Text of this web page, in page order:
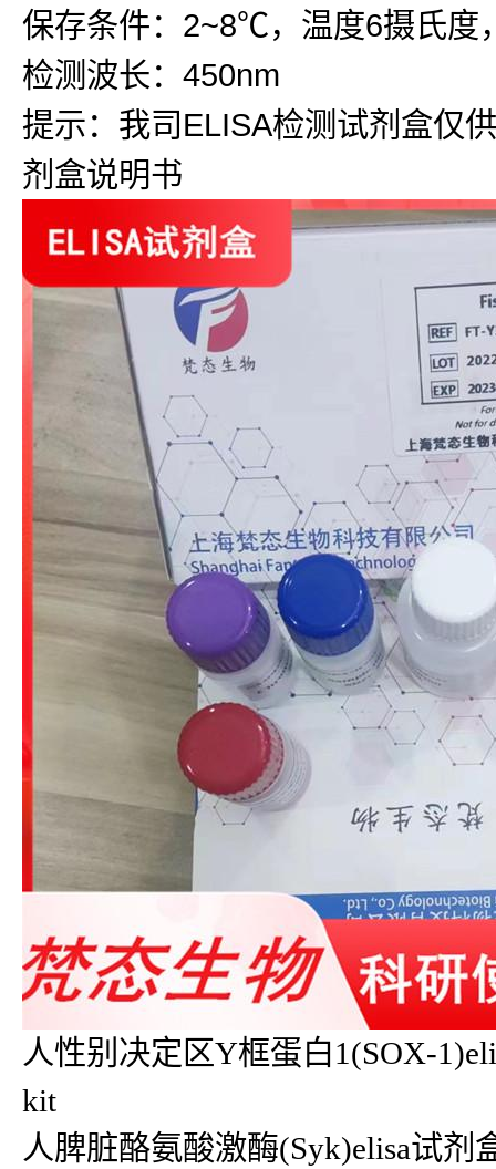
保存条件：2~8℃，温度6摄氏度
检测波长：450nm
提示：我司ELISA检测试剂盒仅
剂盒说明书
人性别决定区Y框蛋白1(SOX-
kit
人脾脏酪氨酸激酶(Syk)elisa试剂